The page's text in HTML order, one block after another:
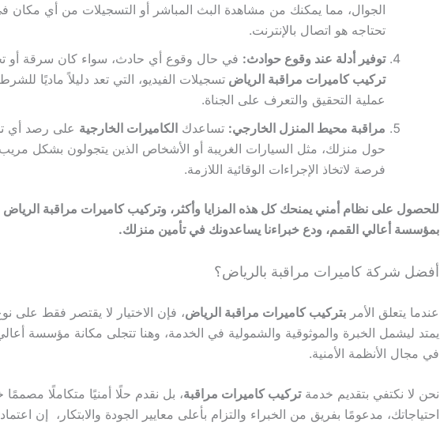
الجوال، مما يمكنك من مشاهدة البث المباشر أو التسجيلات من أي مكان
تحتاجه هو اتصال بالإنترنت.
توفير أدلة عند وقوع حوادث: في حال وقوع أي حادث، سواء كان سرقة أو
تركيب كاميرات مراقبة الرياض تسجيلات الفيديو، التي تعد دليلاً ماديًا
عملية التحقيق والتعرف على الجناة.
مراقبة محيط المنزل الخارجي: تساعدك الكاميرات الخارجية على رصد أي
حول منزلك، مثل السيارات الغريبة أو الأشخاص الذين يتجولون بشكل
فرصة لاتخاذ الإجراءات الوقائية اللازمة.
للحصول على نظام أمني يمنحك كل هذه المزايا وأكثر، وتركيب كاميرات مراقبة الرياض
بمؤسسة أعالي القمم، ودع خبراءنا يساعدونك في تأمين منزلك.
أفضل شركة كاميرات مراقبة بالرياض؟
عندما يتعلق الأمر بتركيب كاميرات مراقبة الرياض، فإن الاختيار لا يقتصر فقط على
يمتد ليشمل الخبرة والموثوقية والشمولية في الخدمة، وهنا تتجلى مكانة مؤسسة
في مجال الأنظمة الأمنية.
نحن لا نكتفي بتقديم خدمةتركيب كاميرات مراقبة، بل نقدم حلًا أمنيًا متكاملًا مصممًا
احتياجاتك، مدعومًا بفريق من الخبراء والتزام بأعلى معايير الجودة والابتكار، إن